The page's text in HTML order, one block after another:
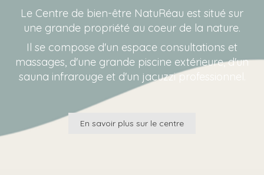
Le Centre de bien-être NatuRéau est situé sur
une grande propriété au coeur de la nature.
Il se compose d'un espace consultations et
massages, d'une grande piscine extérieure, d'un
sauna infrarouge et d'un jacuzzi professionnel.
En savoir plus sur le centre